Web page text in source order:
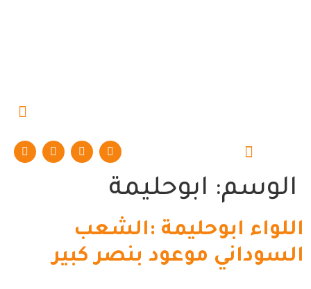
الوسم: ابوحليمة
اللواء ابوحليمة :الشعب
السوداني موعود بنصر كبير